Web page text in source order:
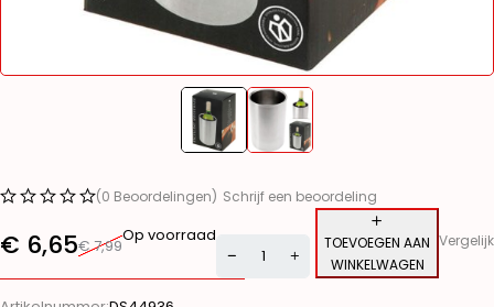
(0 Beoordelingen) Schrijf een beoordeling
€7,99
€ 6,65 Op voorraad
TOEVOEGEN AAN
WINKELWAGEN
Alternative:
Vergelijk